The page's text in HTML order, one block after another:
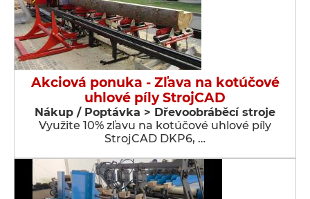
Akciová ponuka - Zľava na kotúčové
uhlové píly StrojCAD
Nákup / Poptávka > Dřevoobráběcí stroje
Využite 10% zľavu na kotúčové uhlové píly
StrojCAD DKP6, …